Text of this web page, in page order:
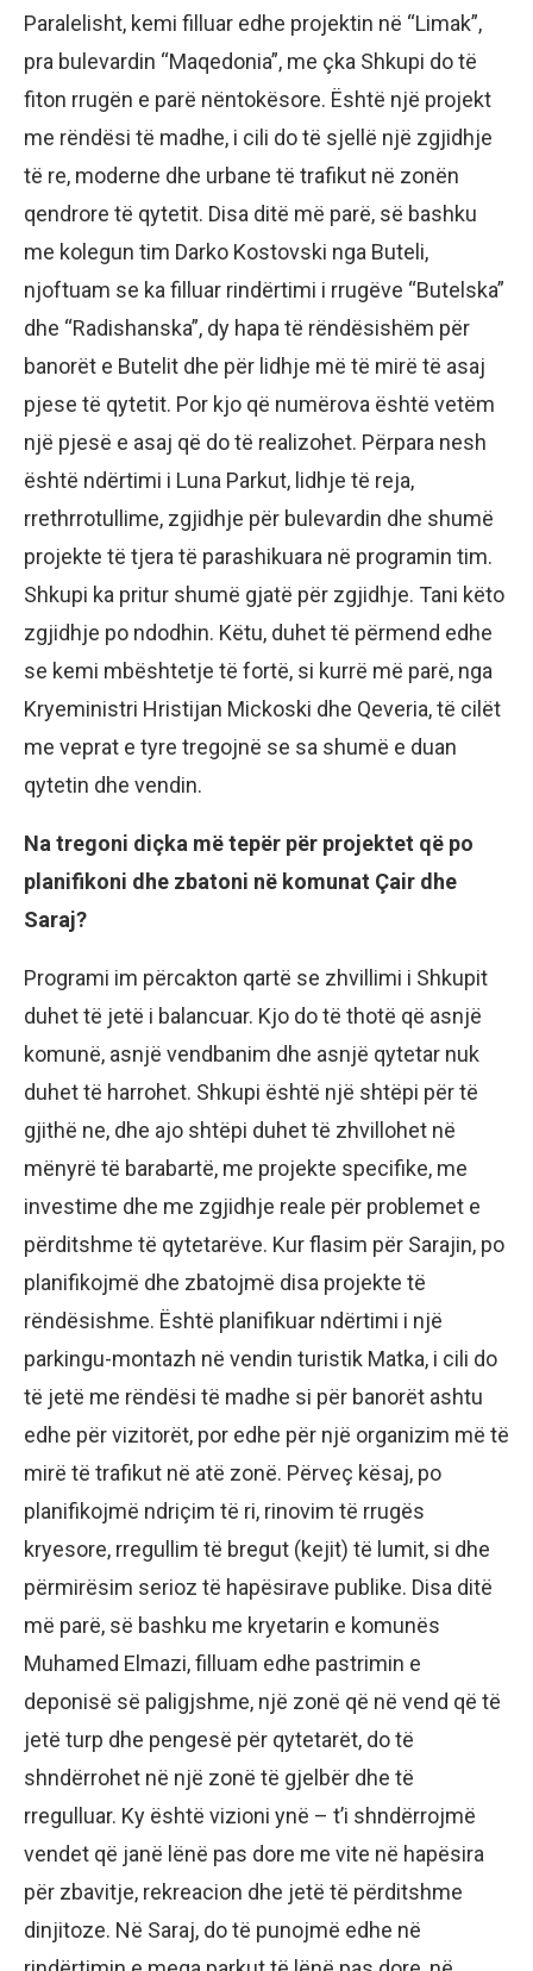
Paralelisht, kemi filluar edhe projektin në “Limak”,
pra bulevardin “Maqedonia”, me çka Shkupi do të
fiton rrugën e parë nëntokësore. Është një projekt
me rëndësi të madhe, i cili do të sjellë një zgjidhje
të re, moderne dhe urbane të trafikut në zonën
qendrore të qytetit. Disa ditë më parë, së bashku
me kolegun tim Darko Kostovski nga Buteli,
njoftuam se ka filluar rindërtimi i rrugëve “Butelska”
dhe “Radishanska”, dy hapa të rëndësishëm për
banorët e Butelit dhe për lidhje më të mirë të asaj
pjese të qytetit. Por kjo që numërova është vetëm
një pjesë e asaj që do të realizohet. Përpara nesh
është ndërtimi i Luna Parkut, lidhje të reja,
rrethrrotullime, zgjidhje për bulevardin dhe shumë
projekte të tjera të parashikuara në programin tim.
Shkupi ka pritur shumë gjatë për zgjidhje. Tani këto
zgjidhje po ndodhin. Këtu, duhet të përmend edhe
se kemi mbështetje të fortë, si kurrë më parë, nga
Kryeministri Hristijan Mickoski dhe Qeveria, të cilët
me veprat e tyre tregojnë se sa shumë e duan
qytetin dhe vendin.
Na tregoni diçka më tepër për projektet që po
planifikoni dhe zbatoni në komunat Çair dhe
Saraj?
Programi im përcakton qartë se zhvillimi i Shkupit
duhet të jetë i balancuar. Kjo do të thotë që asnjë
komunë, asnjë vendbanim dhe asnjë qytetar nuk
duhet të harrohet. Shkupi është një shtëpi për të
gjithë ne, dhe ajo shtëpi duhet të zhvillohet në
mënyrë të barabartë, me projekte specifike, me
investime dhe me zgjidhje reale për problemet e
përditshme të qytetarëve. Kur flasim për Sarajin, po
planifikojmë dhe zbatojmë disa projekte të
rëndësishme. Është planifikuar ndërtimi i një
parkingu-montazh në vendin turistik Matka, i cili do
të jetë me rëndësi të madhe si për banorët ashtu
edhe për vizitorët, por edhe për një organizim më të
mirë të trafikut në atë zonë. Përveç kësaj, po
planifikojmë ndriçim të ri, rinovim të rrugës
kryesore, rregullim të bregut (kejit) të lumit, si dhe
përmirësim serioz të hapësirave publike. Disa ditë
më parë, së bashku me kryetarin e komunës
Muhamed Elmazi, filluam edhe pastrimin e
deponisë së paligjshme, një zonë që në vend që të
jetë turp dhe pengesë për qytetarët, do të
shndërrohet në një zonë të gjelbër dhe të
rregulluar. Ky është vizioni ynë – t’i shndërrojmë
vendet që janë lënë pas dore me vite në hapësira
për zbavitje, rekreacion dhe jetë të përditshme
dinjitoze. Në Saraj, do të punojmë edhe në